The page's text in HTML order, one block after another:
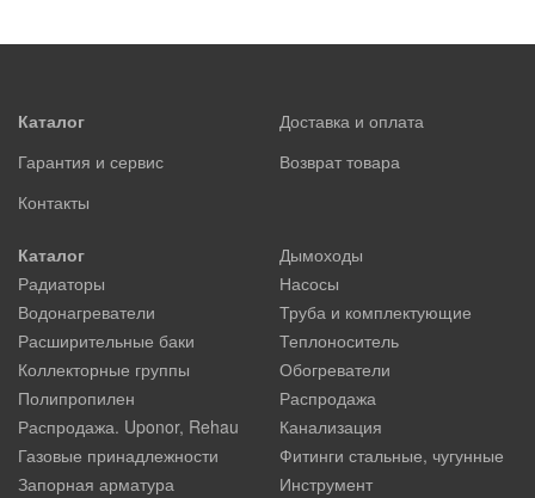
Каталог
Доставка и оплата
Гарантия и сервис
Возврат товара
Контакты
Каталог
Дымоходы
Радиаторы
Насосы
Водонагреватели
Труба и комплектующие
Расширительные баки
Теплоноситель
Коллекторные группы
Обогреватели
Полипропилен
Распродажа
Распродажа. Uponor, Rehau
Канализация
Газовые принадлежности
Фитинги стальные, чугунные
Запорная арматура
Инструмент